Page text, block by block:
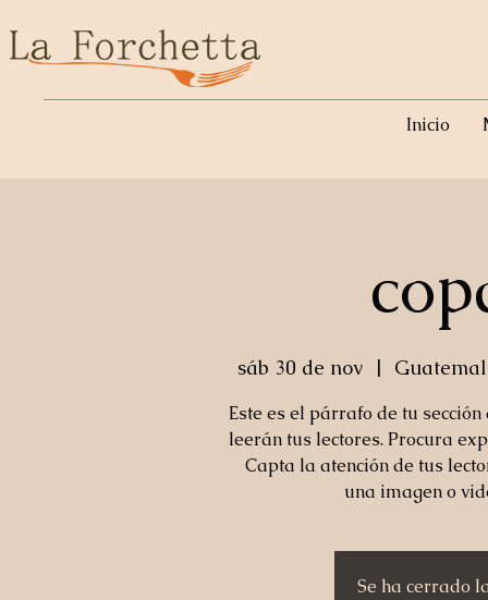
Inicio
sáb 30 de nov
  |
Este es el párrafo de tu
leerán tus lectores. Procura
Capta la atención de tus
una imagen o
Se ha cerrado